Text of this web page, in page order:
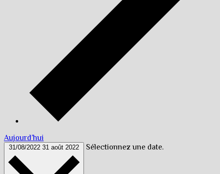
Aujourd’hui
31/08/2022 31 août 2022 Sélectionnez une date.